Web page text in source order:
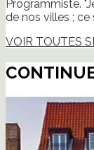
Programmiste.
de nos villes ;
VOIR TOUTES